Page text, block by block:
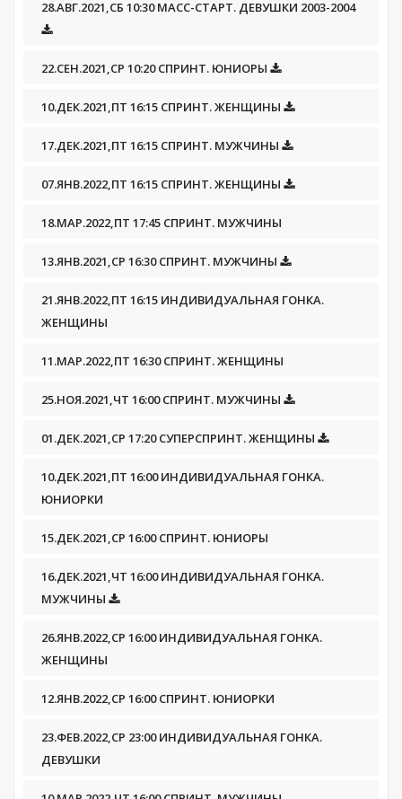
28.АВГ.2021,СБ 10:30 МАСС-СТАРТ. ДЕВУШКИ 2003-2004
22.СЕН.2021,СР 10:20 СПРИНТ. ЮНИОРЫ
10.ДЕК.2021,ПТ 16:15 СПРИНТ. ЖЕНЩИНЫ
17.ДЕК.2021,ПТ 16:15 СПРИНТ. МУЖЧИНЫ
07.ЯНВ.2022,ПТ 16:15 СПРИНТ. ЖЕНЩИНЫ
18.МАР.2022,ПТ 17:45 СПРИНТ. МУЖЧИНЫ
13.ЯНВ.2021,СР 16:30 СПРИНТ. МУЖЧИНЫ
21.ЯНВ.2022,ПТ 16:15 ИНДИВИДУАЛЬНАЯ ГОНКА.
ЖЕНЩИНЫ
11.МАР.2022,ПТ 16:30 СПРИНТ. ЖЕНЩИНЫ
25.НОЯ.2021,ЧТ 16:00 СПРИНТ. МУЖЧИНЫ
01.ДЕК.2021,СР 17:20 СУПЕРСПРИНТ. ЖЕНЩИНЫ
10.ДЕК.2021,ПТ 16:00 ИНДИВИДУАЛЬНАЯ ГОНКА.
ЮНИОРКИ
15.ДЕК.2021,СР 16:00 СПРИНТ. ЮНИОРЫ
16.ДЕК.2021,ЧТ 16:00 ИНДИВИДУАЛЬНАЯ ГОНКА.
МУЖЧИНЫ
26.ЯНВ.2022,СР 16:00 ИНДИВИДУАЛЬНАЯ ГОНКА.
ЖЕНЩИНЫ
12.ЯНВ.2022,СР 16:00 СПРИНТ. ЮНИОРКИ
23.ФЕВ.2022,СР 23:00 ИНДИВИДУАЛЬНАЯ ГОНКА.
ДЕВУШКИ